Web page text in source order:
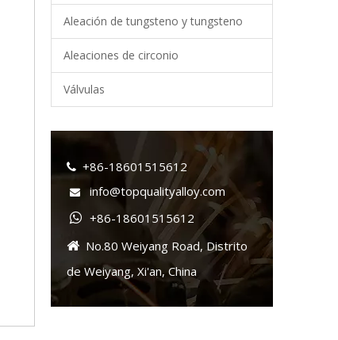
Aleación de tungsteno y tungsteno
Aleaciones de circonio
Válvulas
 +86-18601515612
 info@topqualityalloy.com
 +86-18601515612
 No.80 Weiyang Road, Distrito
de Weiyang, Xi'an, China